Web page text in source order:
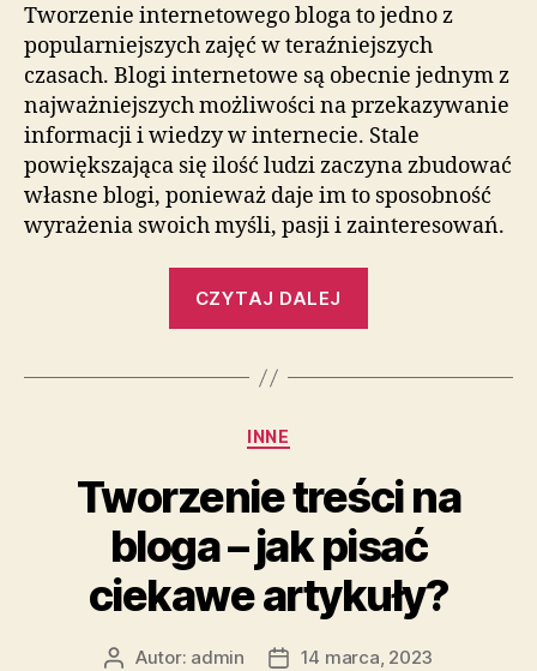
Tworzenie internetowego bloga to jedno z
popularniejszych zajęć w teraźniejszych
czasach. Blogi internetowe są obecnie jednym z
najważniejszych możliwości na przekazywanie
informacji i wiedzy w internecie. Stale
powiększająca się ilość ludzi zaczyna zbudować
własne blogi, ponieważ daje im to sposobność
wyrażenia swoich myśli, pasji i zainteresowań.
CZYTAJ DALEJ
blogu
internetowym”
Kategorie
INNE
Tworzenie treści na
bloga – jak pisać
ciekawe artykuły?
AutorAutor: admin
Data14 marca, 2023